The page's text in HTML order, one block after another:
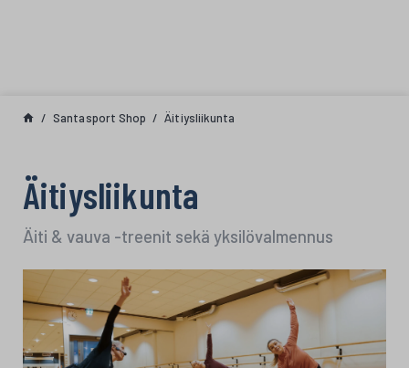
Santasport Shop Äitiysliikunta
Äitiysliikunta
Äiti & vauva -treenit sekä yksilövalmennus